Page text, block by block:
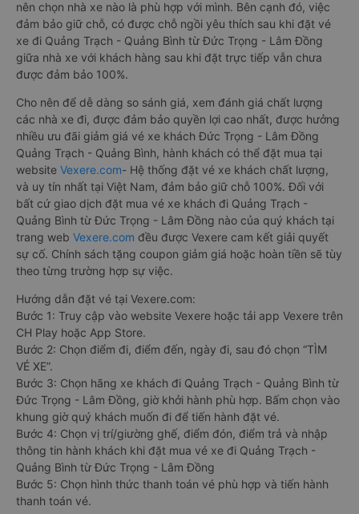
nên chọn nhà xe nào là phù hợp với mình. Bên cạnh đó, việc
đảm bảo giữ chỗ, có được chỗ ngồi yêu thích sau khi đặt vé
xe đi Quảng Trạch - Quảng Bình từ Đức Trọng - Lâm Đồng
giữa nhà xe với khách hàng sau khi đặt trực tiếp vẫn chưa
được đảm bảo 100%.
Cho nên để dễ dàng so sánh giá, xem đánh giá chất lượng
các nhà xe đi, được đảm bảo quyền lợi cao nhất, được hưởng
nhiều ưu đãi giảm giá vé xe khách Đức Trọng - Lâm Đồng
Quảng Trạch - Quảng Bình, hành khách có thể đặt mua tại
website Vexere.com- Hệ thống đặt vé xe khách chất lượng,
và uy tín nhất tại Việt Nam, đảm bảo giữ chỗ 100%. Đối với
bất cứ giao dịch đặt mua vé xe khách đi Quảng Trạch -
Quảng Bình từ Đức Trọng - Lâm Đồng nào của quý khách tại
trang web Vexere.com đều được Vexere cam kết giải quyết
sự cố. Chính sách tặng coupon giảm giá hoặc hoàn tiền sẽ tùy
theo từng trường hợp sự việc.
Hướng dẫn đặt vé tại Vexere.com:
Bước 1: Truy cập vào website Vexere hoặc tải app Vexere trên
CH Play hoặc App Store.
Bước 2: Chọn điểm đi, điểm đến, ngày đi, sau đó chọn “TÌM
VÉ XE”.
Bước 3: Chọn hãng xe khách đi Quảng Trạch - Quảng Bình từ
Đức Trọng - Lâm Đồng, giờ khởi hành phù hợp. Bấm chọn vào
khung giờ quý khách muốn đi để tiến hành đặt vé.
Bước 4: Chọn vị trí/giường ghế, điểm đón, điểm trả và nhập
thông tin hành khách khi đặt mua vé xe đi Quảng Trạch -
Quảng Bình từ Đức Trọng - Lâm Đồng
Bước 5: Chọn hình thức thanh toán vé phù hợp và tiến hành
thanh toán vé.